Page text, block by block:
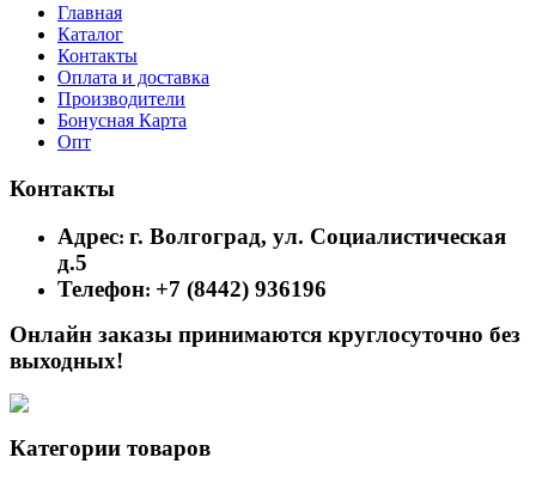
Главная
Каталог
Контакты
Оплата и доставка
Производители
Бонусная Карта
Опт
Контакты
Адрес: г. Волгоград, ул. Социалистическая
д.5
Телефон: +7 (8442) 936196
Онлайн заказы принимаются круглосуточно без
выходных!
Категории товаров